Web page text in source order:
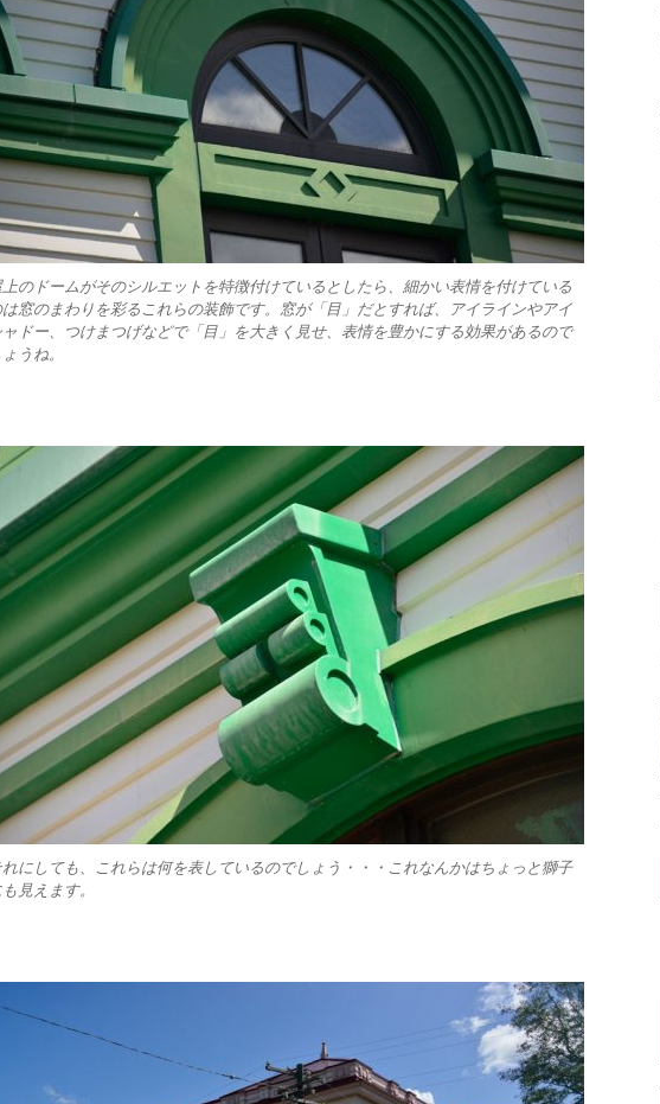
上のドームがそのシルエットを特徴付けているとしたら、細かい表情を付けている
は窓のまわりを彩るこれらの装飾です。窓が「目」だとすれば、アイラインやアイ
ャドー、つけまつげなどで「目」を大きく見せ、表情を豊かにする効果があるので
ょうね。
れにしても、これらは何を表しているのでしょう・・・これなんかはちょっと獅子
見えます。